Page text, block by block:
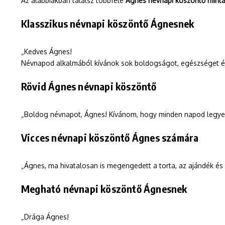
Klasszikus névnapi köszöntő Ágnesnek
„Kedves Ágnes!
Névnapod alkalmából kívánok sok boldogságot, egészséget
Rövid Ágnes névnapi köszöntő
„Boldog névnapot, Ágnes! Kívánom, hogy minden napod
Vicces névnapi köszöntő Ágnes számára
„Ágnes, ma hivatalosan is megengedett a torta, az ajándék
Megható névnapi köszöntő Ágnesnek
„Drága Ágnes!